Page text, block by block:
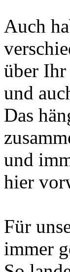
Auch
über Ihr
und
Das
und
hier
Für
immer